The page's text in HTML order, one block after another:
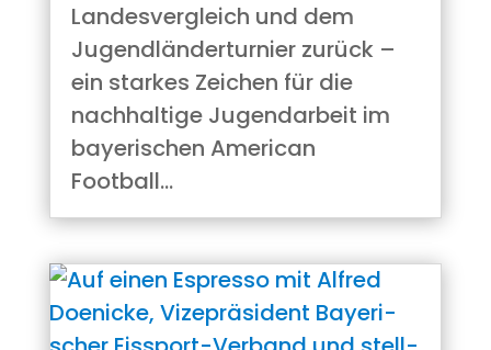
Lan­des­ver­gleich und dem
Jugend­län­der­tur­nier zurück –
ein star­kes Zei­chen für die
nach­hal­ti­ge Jugend­ar­beit im
baye­ri­schen Ame­ri­can
Football…